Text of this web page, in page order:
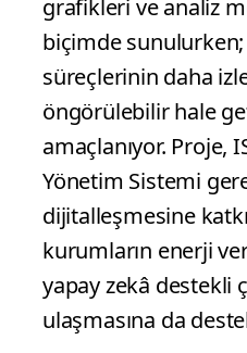
grafikleri ve analiz
biçimde
süreçlerinin daha
öngörülebilir hale
amaçlanıyor. Proje,
Yönetim Sistemi
dijitalleşmesine
kurumların enerji
yapay zekâ destekli
ulaşmasına da